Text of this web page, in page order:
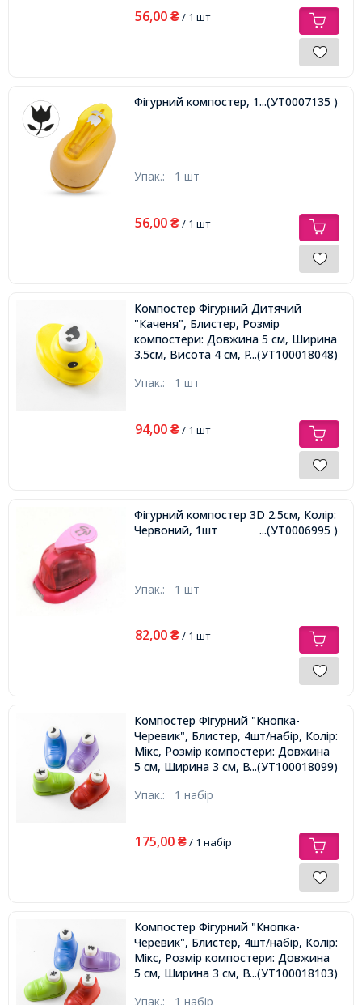
56,00 ₴/ 1 шт
Фігурний компостер, 1шт ...(УТ0007135 )
Упак.: 1 шт
56,00 ₴/ 1 шт
Компостер Фігурний Дитячий
"Каченя", Блистер, Розмір
компостери: Довжина 5 см, Ширина
3.5см, Висота 4 см, Розмір Вирубки:
...(УТ100018048)
Упак.: 1 шт
94,00 ₴/ 1 шт
Фігурний компостер 3D 2.5см, Колір:
Червоний, 1шт
...(УТ0006995 )
Упак.: 1 шт
82,00 ₴/ 1 шт
Компостер Фігурний "Кнопка-
Черевик", Блистер, 4шт/набір, Колір:
Мікс, Розмір компостери: Довжина
5 см, Ширина 3 см, Висота 3.2см,
...(УТ100018099)
Упак.: 1 набір
175,00 ₴/ 1 набір
Компостер Фігурний "Кнопка-
Черевик", Блистер, 4шт/набір, Колір:
Мікс, Розмір компостери: Довжина
5 см, Ширина 3 см, Висота 3.2см,
...(УТ100018103)
Упак.: 1 набір